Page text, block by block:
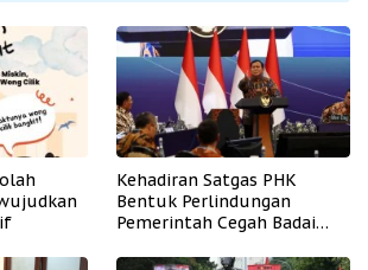
Kehadiran Satgas PHK
Bentuk Perlindungan
Pemerintah Cegah Badai